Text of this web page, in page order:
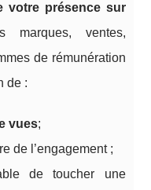
votre présence sur
marques, ventes,
de rémunération
de :
vues;
de l’engagement ;
de toucher une